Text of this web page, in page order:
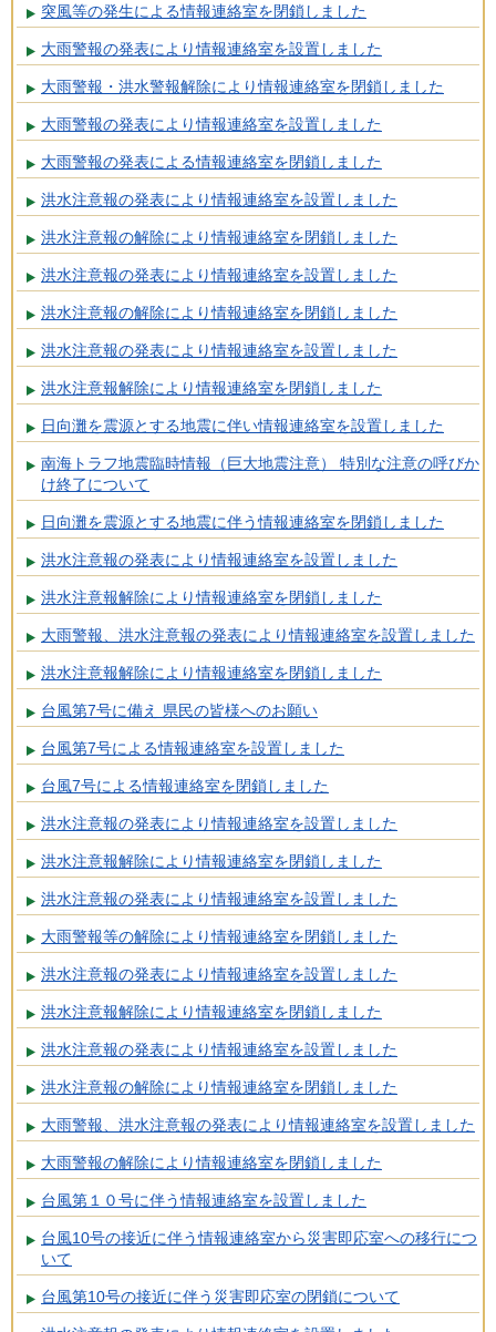
突風等の発生による情報連絡室を閉鎖しました
大雨警報の発表により情報連絡室を設置しました
大雨警報・洪水警報解除により情報連絡室を閉鎖しました
大雨警報の発表により情報連絡室を設置しました
大雨警報の発表による情報連絡室を閉鎖しました
洪水注意報の発表により情報連絡室を設置しました
洪水注意報の解除により情報連絡室を閉鎖しました
洪水注意報の発表により情報連絡室を設置しました
洪水注意報の解除により情報連絡室を閉鎖しました
洪水注意報の発表により情報連絡室を設置しました
洪水注意報解除により情報連絡室を閉鎖しました
日向灘を震源とする地震に伴い情報連絡室を設置しました
南海トラフ地震臨時情報（巨大地震注意） 特別な注意の呼びか
け終了について
日向灘を震源とする地震に伴う情報連絡室を閉鎖しました
洪水注意報の発表により情報連絡室を設置しました
洪水注意報解除により情報連絡室を閉鎖しました
大雨警報、洪水注意報の発表により情報連絡室を設置しました
洪水注意報解除により情報連絡室を閉鎖しました
台風第7号に備え 県民の皆様へのお願い
台風第7号による情報連絡室を設置しました
台風7号による情報連絡室を閉鎖しました
洪水注意報の発表により情報連絡室を設置しました
洪水注意報解除により情報連絡室を閉鎖しました
洪水注意報の発表により情報連絡室を設置しました
大雨警報等の解除により情報連絡室を閉鎖しました
洪水注意報の発表により情報連絡室を設置しました
洪水注意報解除により情報連絡室を閉鎖しました
洪水注意報の発表により情報連絡室を設置しました
洪水注意報の解除により情報連絡室を閉鎖しました
大雨警報、洪水注意報の発表により情報連絡室を設置しました
大雨警報の解除により情報連絡室を閉鎖しました
台風第１０号に伴う情報連絡室を設置しました
台風10号の接近に伴う情報連絡室から災害即応室への移行につ
いて
台風第10号の接近に伴う災害即応室の閉鎖について